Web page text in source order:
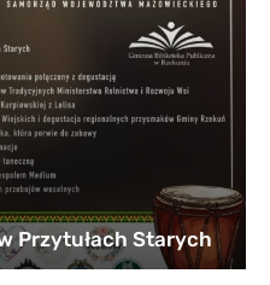
Przytułach Starych